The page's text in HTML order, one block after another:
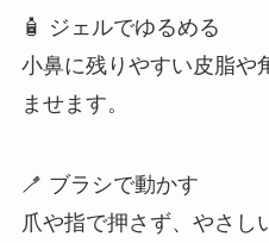
🧴 ジェルでゆるめる
小鼻に残りやすい皮脂や
ませます。
🪥 ブラシで動かす
爪や指で押さず、やさし